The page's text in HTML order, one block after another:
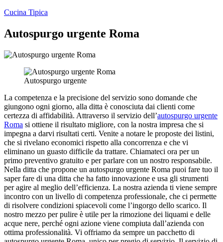
Salta
contenuto
Cucina Tipica
Autospurgo urgente Roma
Autospurgo urgente
La competenza e la precisione del servizio sono domande che
giungono ogni giorno, alla ditta è conosciuta dai clienti come
certezza di affidabilità. Attraverso il servizio dell’autospurgo urgente
Roma si ottiene il risultato migliore, con la nostra impresa che si
impegna a darvi risultati certi. Venite a notare le proposte dei listini,
che si rivelano economici rispetto alla concorrenza e che vi
eliminano un guasto difficile da trattare. Chiamateci ora per un
primo preventivo gratuito e per parlare con un nostro responsabile.
Nella ditta che propone un autospurgo urgente Roma puoi fare tuo il
saper fare di una ditta che ha fatto innovazione e usa gli strumenti
per agire al meglio dell’efficienza. La nostra azienda ti viene sempre
incontro con un livello di competenza professionale, che ci permette
di risolvere condizioni spiacevoli come l’ingorgo dello scarico. Il
nostro mezzo per pulire è utile per la rimozione dei liquami e delle
acque nere, perché ogni azione viene compiuta dall’azienda con
ottima professionalità. Vi offriamo da sempre un pacchetto di